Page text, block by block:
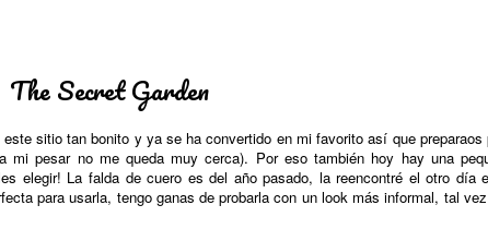
The Secret Garden
sitio tan bonito y ya se ha convertido en mi favorito así que preparaos
mi pesar no me queda muy cerca). Por eso también hoy hay una
elegir! La falda de cuero es del año pasado, la reencontré el otro día
para usarla, tengo ganas de probarla con un look más informal, tal